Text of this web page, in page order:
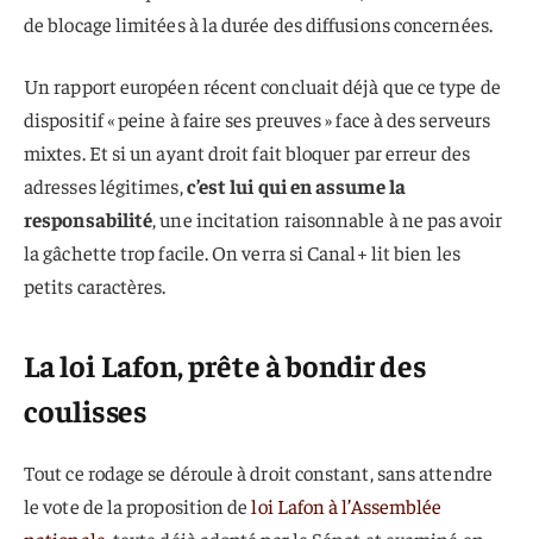
de blocage limitées à la durée des diffusions concernées.
Un rapport européen récent concluait déjà que ce type de
dispositif « peine à faire ses preuves » face à des serveurs
mixtes. Et si un ayant droit fait bloquer par erreur des
adresses légitimes,c’est lui qui en assume la
responsabilité, une incitation raisonnable à ne pas avoir
la gâchette trop facile. On verra si Canal+ lit bien les
petits caractères.
La loi Lafon, prête à bondir des
coulisses
Tout ce rodage se déroule à droit constant, sans attendre
le vote de la proposition deloi Lafon à l’Assemblée